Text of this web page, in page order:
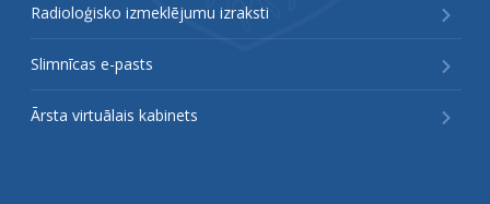
Radioloģisko izmeklējumu izraksti
Slimnīcas e-pasts
Ārsta virtuālais kabinets